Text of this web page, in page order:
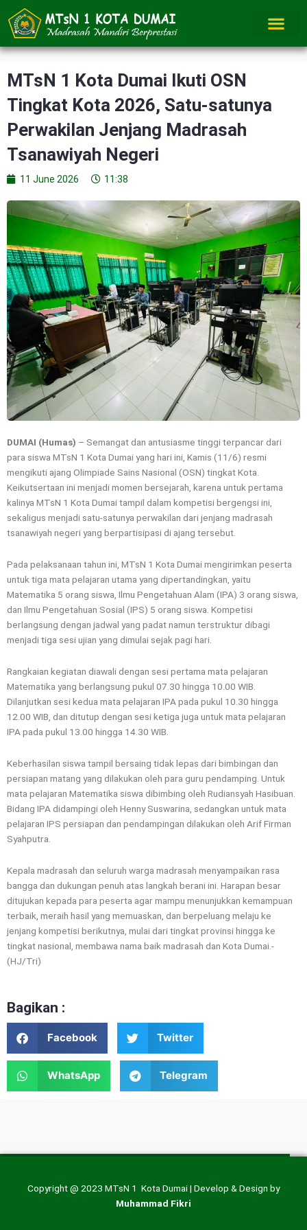
content
MTsN 1 Kota Dumai Ikuti OSN
Tingkat Kota 2026, Satu-satunya
Perwakilan Jenjang Madrasah
Tsanawiyah Negeri
11 June 2026 11:38
DUMAI (Humas) – Semangat dan antusiasme tinggi terpancar dari
para siswa MTsN 1 Kota Dumai yang hari ini, Kamis (11/6) resmi
mengikuti ajang Olimpiade Sains Nasional (OSN) tingkat Kota.
Keikutsertaan ini menjadi momen bersejarah, karena untuk pertama
kalinya MTsN 1 Kota Dumai tampil dalam kompetisi bergengsi ini,
sekaligus menjadi satu-satunya perwakilan dari jenjang madrasah
tsanawiyah negeri yang berpartisipasi di ajang tersebut.
Pada pelaksanaan tahun ini, MTsN 1 Kota Dumai mengirimkan peserta
untuk tiga mata pelajaran utama yang dipertandingkan, yaitu
Matematika 5 orang siswa, Ilmu Pengetahuan Alam (IPA) 3 orang siswa,
dan Ilmu Pengetahuan Sosial (IPS) 5 orang siswa. Kompetisi
berlangsung dengan jadwal yang padat namun terstruktur dibagi
menjadi tiga sesi ujian yang dimulai sejak pagi hari.
Rangkaian kegiatan diawali dengan sesi pertama mata pelajaran
Matematika yang berlangsung pukul 07.30 hingga 10.00 WIB.
Dilanjutkan sesi kedua mata pelajaran IPA pada pukul 10.30 hingga
12.00 WIB, dan ditutup dengan sesi ketiga juga untuk mata pelajaran
IPA pada pukul 13.00 hingga 14.30 WIB.
Keberhasilan siswa tampil bersaing tidak lepas dari bimbingan dan
persiapan matang yang dilakukan oleh para guru pendamping. Untuk
mata pelajaran Matematika siswa dibimbing oleh Rudiansyah Hasibuan.
Bidang IPA didampingi oleh Henny Suswarina, sedangkan untuk mata
pelajaran IPS persiapan dan pendampingan dilakukan oleh Arif Firman
Syahputra.
Kepala madrasah dan seluruh warga madrasah menyampaikan rasa
bangga dan dukungan penuh atas langkah berani ini. Harapan besar
ditujukan kepada para peserta agar mampu menunjukkan kemampuan
terbaik, meraih hasil yang memuaskan, dan berpeluang melaju ke
jenjang kompetisi berikutnya, mulai dari tingkat provinsi hingga ke
tingkat nasional, membawa nama baik madrasah dan Kota Dumai.-
(HJ/Tri)
Bagikan :
Facebook Twitter
WhatsApp Telegram
Copyright @ 2023 MTsN 1 Kota Dumai | Develop & Design by
Muhammad Fikri